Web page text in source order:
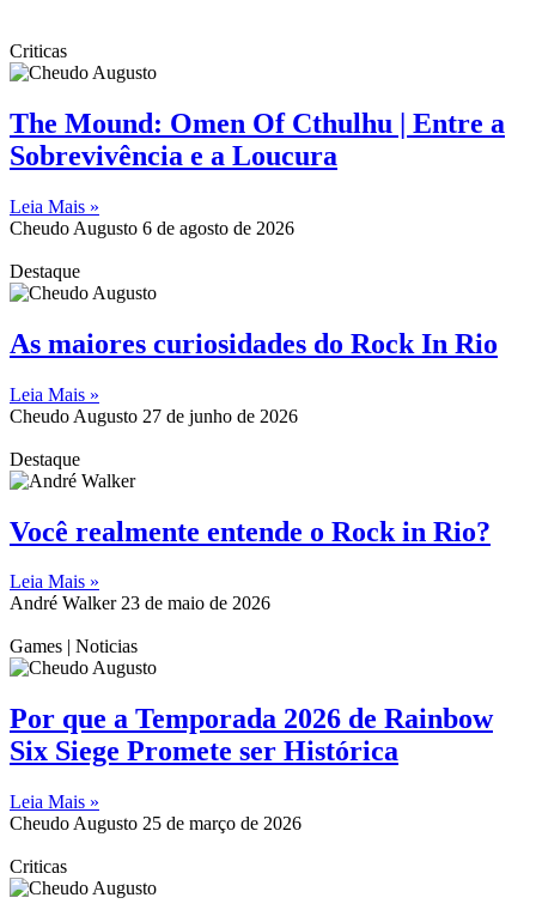
Criticas
The Mound: Omen Of Cthulhu | Entre a
Sobrevivência e a Loucura
Leia Mais »
Cheudo Augusto 6 de agosto de 2026
Destaque
As maiores curiosidades do Rock In Rio
Leia Mais »
Cheudo Augusto 27 de junho de 2026
Destaque
Você realmente entende o Rock in Rio?
Leia Mais »
André Walker23 de maio de 2026
Games | Noticias
Por que a Temporada 2026 de Rainbow
Six Siege Promete ser Histórica
Leia Mais »
Cheudo Augusto 25 de março de 2026
Criticas